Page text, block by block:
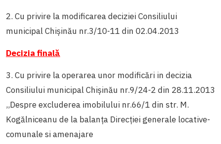
2. Cu privire la modificarea deciziei Consiliului
municipal Chișinău nr.3/10-11 din 02.04.2013
Decizia finală
3. Cu privire la operarea unor modificări in decizia
Consiliului municipal Chișinău nr.9/24-2 din 28.11.2013
,,Despre excluderea imobilului nr.66/1 din str. M.
Kogălniceanu de la balanța Direcției generale locative-
comunale si amenajare